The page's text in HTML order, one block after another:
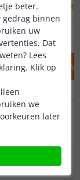
OP VOORRAAD
IN
beter.
gedrag binnen
uw
Dat
Lees
Klik op
we
later